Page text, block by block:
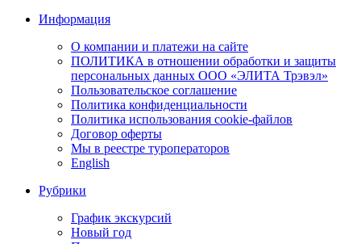
Информация
О компании и платежи на сайте
ПОЛИТИКА в отношении обработки и защиты
персональных данных ООО «ЭЛИТА Трэвэл»
Пользовательское соглашение
Политика конфиденциальности
Политика использования cookie-файлов
Договор оферты
Мы в реестре туроператоров
English
Рубрики
График экскурсий
Новый год